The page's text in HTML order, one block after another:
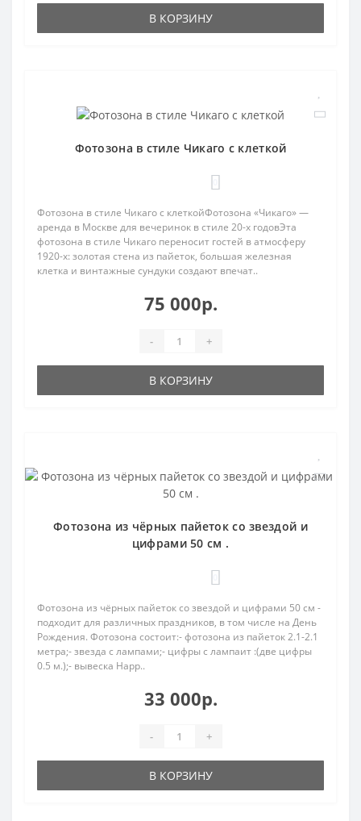
В КОРЗИНУ
Фотозона в стиле Чикаго с клеткой
Фотозона в стиле Чикаго с клеткойФотозона «Чикаго» —
аренда в Москве для вечеринок в стиле 20-х годовЭта
фотозона в стиле Чикаго переносит гостей в атмосферу
1920-х: золотая стена из пайеток, большая железная
клетка и винтажные сундуки создают впечат..
75 000р.
- +
В КОРЗИНУ
Фотозона из чёрных пайеток со звездой и
цифрами 50 см .
Фотозона из чёрных пайеток со звездой и цифрами 50 см -
подходит для различных праздников, в том числе на День
Рождения. Фотозона состоит:- фотозона из пайеток 2.1-2.1
метра;- звезда с лампами;- цифры с лампаит :(две цифры
0.5 м.);- вывеска Нapp..
33 000р.
- +
В КОРЗИНУ